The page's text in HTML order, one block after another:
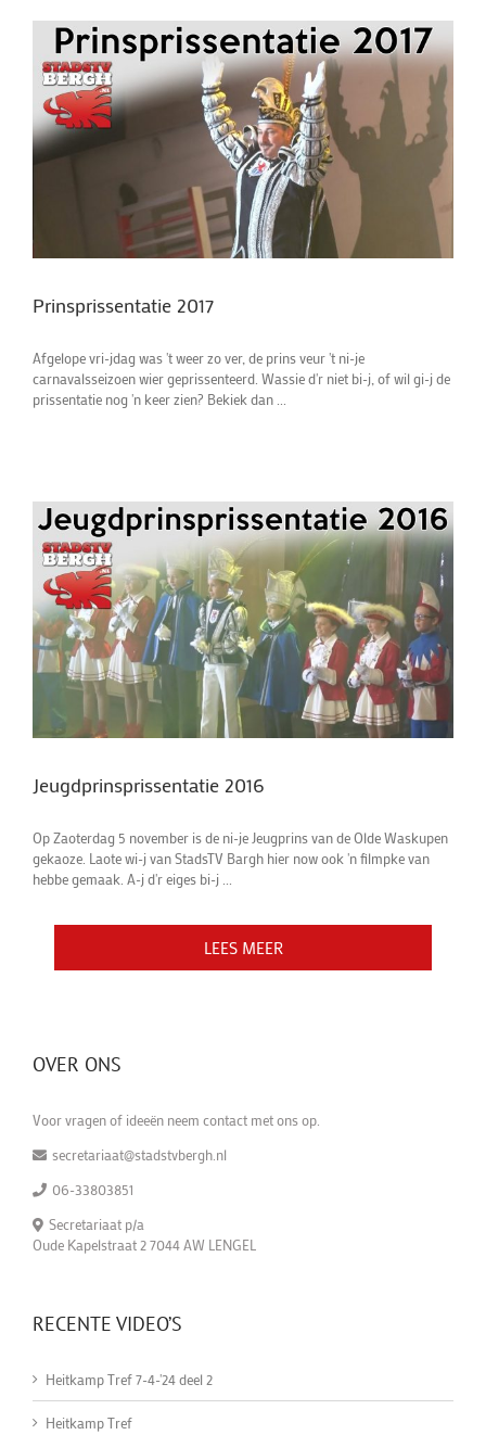
LEES MEER
Prinsprissentatie 2017
Afgelope vri-jdag was 't weer zo ver, de prins veur 't ni-je
carnavalsseizoen wier geprissenteerd. Wassie d'r niet bi-j, of wil gi-j de
prissentatie nog 'n keer zien? Bekiek dan ...
LEES MEER
Jeugdprinsprissentatie 2016
Op Zaoterdag 5 november is de ni-je Jeugprins van de Olde Waskupen
gekaoze. Laote wi-j van StadsTV Bargh hier now ook 'n filmpke van
hebbe gemaak. A-j d'r eiges bi-j ...
LEES MEER
OVER ONS
Voor vragen of ideeën neem contact met ons op.
secretariaat@stadstvbergh.nl
06-33803851
Secretariaat p/a
Oude Kapelstraat 2 7044 AW LENGEL
RECENTE VIDEO’S
Heitkamp Tref 7-4-'24 deel 2
Heitkamp Tref